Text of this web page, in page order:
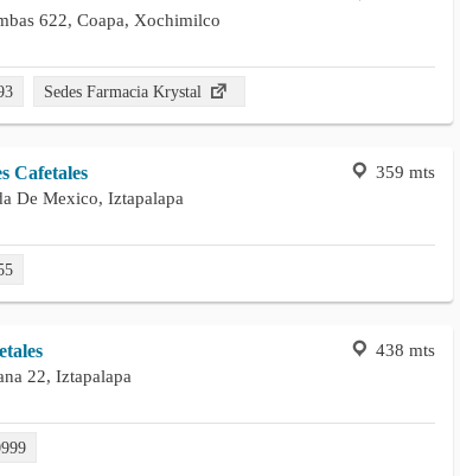
622, Coapa, Xochimilco
Sedes Farmacia Krystal
359 mts
Cafetales
De Mexico, Iztapalapa
438 mts
22, Iztapalapa